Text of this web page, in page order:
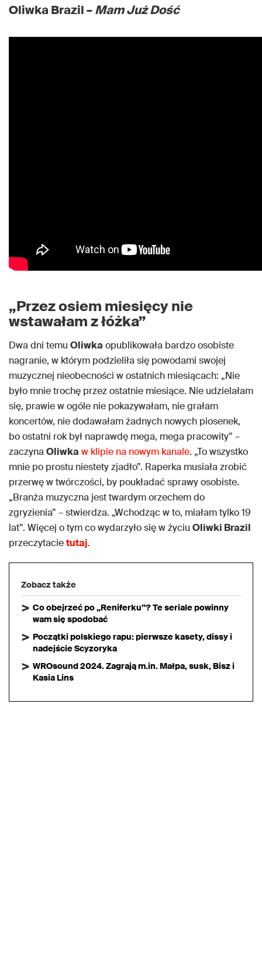
Oliwka Brazil –Mam Już Dość
„Przez osiem miesięcy nie
wstawałam z łóżka”
Dwa dni temu Oliwka opublikowała bardzo osobiste
nagranie, w którym podzieliła się powodami swojej
muzycznej nieobecności w ostatnich miesiącach: „Nie
było mnie trochę przez ostatnie miesiące. Nie udzielałam
się, prawie w ogóle nie pokazywałam, nie grałam
koncertów, nie dodawałam żadnych nowych piosenek,
bo ostatni rok był naprawdę mega, mega pracowity” –
zaczynaOliwka w klipie na nowym kanale. „To wszystko
mnie po prostu niestety zjadło”. Raperka musiała zrobić
przerwę w twórczości, by poukładać sprawy osobiste.
„Branża muzyczna jest twardym orzechem do
zgryzienia” – stwierdza. „Wchodząc w to, miałam tylko 19
lat”. Więcej o tym co wydarzyło się w życiu Oliwki Brazil
przeczytacietutaj.
Zobacz także
Co obejrzeć po „Reniferku”? Te seriale powinny
wam się spodobać
Początki polskiego rapu: pierwsze kasety, dissy i
nadejście Scyzoryka
WROsound 2024. Zagrają m.in. Małpa, susk, Bisz i
Kasia Lins